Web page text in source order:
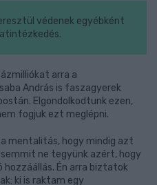
védenek egyébként
arra a
András is faszagyerek
Elgondolkodtunk ezen,
fogjuk ezt meglépni.
mentalitás, hogy mindig azt
ne tegyünk azért, hogy
hozzáállás. Én arra biztatok
ki is raktam egy